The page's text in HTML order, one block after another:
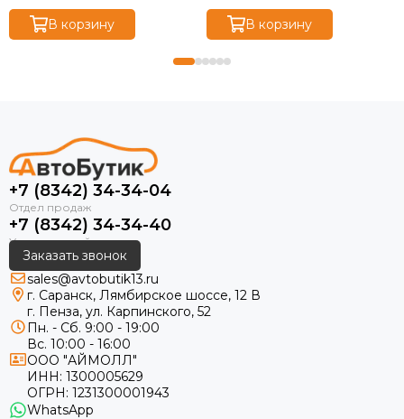
В корзину В корзину
+7 (8342) 34-34-04
+7 (8342) 34-34-40
Заказать звонок
sales@avtobutik13.ru
г. Саранск, Лямбирское шоссе, 12 В
г. Пенза, ул. Карпинского, 52
Пн. - Сб. 9:00 - 19:00
Вс. 10:00 - 16:00
ООО "АЙМОЛЛ"
ИНН: 1300005629
ОГРН: 1231300001943
WhatsApp